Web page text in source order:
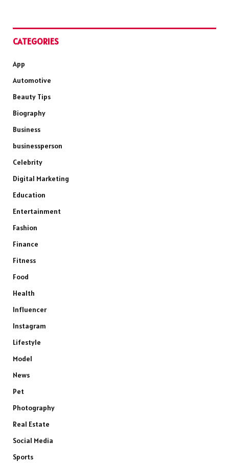
CATEGORIES
App
Automotive
Beauty Tips
Biography
Business
businessperson
Celebrity
Digital Marketing
Education
Entertainment
Fashion
Finance
Fitness
Food
Health
Influencer
Instagram
Lifestyle
Model
News
Pet
Photography
Real Estate
Social Media
Sports